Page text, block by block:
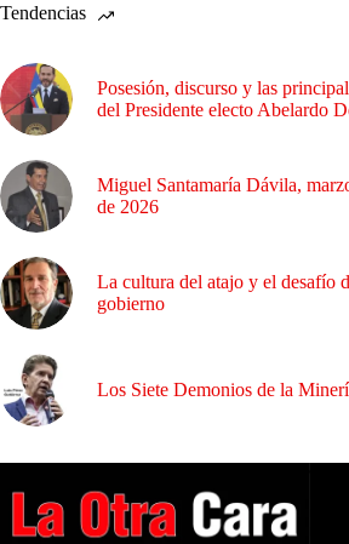
Tendencias
Posesión, discurso y las
del Presidente electo Abelardo
Miguel Santamaría Dávila,
de 2026
La cultura del atajo y el desafío
gobierno
Los Siete Demonios de la